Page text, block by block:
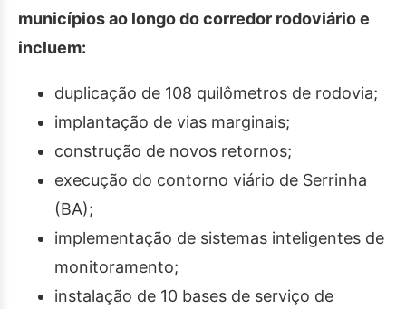
municípios ao longo do corredor rodoviário e
incluem:
duplicação de 108 quilômetros de rodovia;
implantação de vias marginais;
construção de novos retornos;
execução do contorno viário de Serrinha
(BA);
implementação de sistemas inteligentes de
monitoramento;
instalação de 10 bases de serviço de